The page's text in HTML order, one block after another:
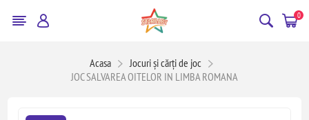
0
Acasa
Jocuri și cărți de joc
JOC SALVAREA OITELOR IN LIMBA ROMANA